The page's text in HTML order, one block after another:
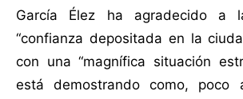
García Élez ha agradecido a
“confianza depositada en la
con una “magnífica situación
está demostrando como,